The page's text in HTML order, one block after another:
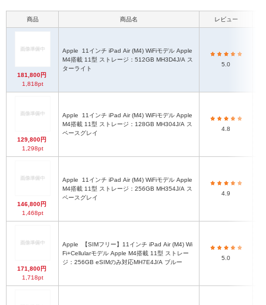
商品 商品名 レビュー
181,800円
1,818pt
Apple
M4搭載 11型 ストレージ：512GB MH3D4J/A ス
ターライト
5.0
129,800円
1,298pt
Apple
M4搭載 11型 ストレージ：128GB MH304J/A ス
ペースグレイ
4.8
146,800円
1,468pt
Apple
M4搭載 11型 ストレージ：256GB MH354J/A ス
ペースグレイ
4.9
171,800円
1,718pt
Apple
Fi+Cellularモデル Apple M4搭載 11型 ストレー
ジ：256GB eSIMのみ対応MH7E4J/A ブルー
5.0